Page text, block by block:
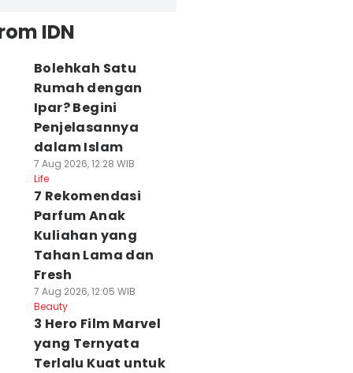
IDN
Bolehkah Satu
Rumah dengan
Ipar? Begini
Penjelasannya
dalam Islam
7 Aug 2026, 12:28 WIB
Life
7 Rekomendasi
Parfum Anak
Kuliahan yang
Tahan Lama dan
Fresh
7 Aug 2026, 12:05 WIB
Beauty
3 Hero Film Marvel
yang Ternyata
Terlalu Kuat untuk